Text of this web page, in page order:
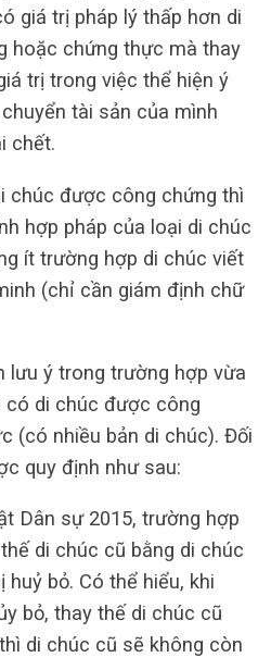
giá trị pháp lý thấp hơn di
hoặc chứng thực mà thay
trị trong việc thể hiện ý
tài sản của mình
chết.
chúc được công chứng thì
hợp pháp của loại di chúc
ít trường hợp di chúc viết
(chỉ cần giám định chữ
lưu ý trong trường hợp vừa
có di chúc được công
(có nhiều bản di chúc). Đối
quy định như sau:
Dân sự 2015, trường hợp
di chúc cũ bằng di chúc
bỏ. Có thể hiểu, khi
bỏ, thay thế di chúc cũ
di chúc cũ sẽ không còn